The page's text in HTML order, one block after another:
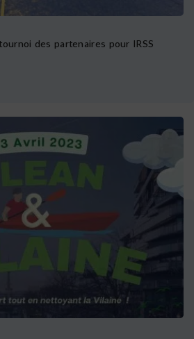
des partenaires pour IRSS